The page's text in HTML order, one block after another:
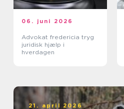
06. juni 2026
Advokat fredericia tryg
juridisk hjælp i
hverdagen
21. april 2026